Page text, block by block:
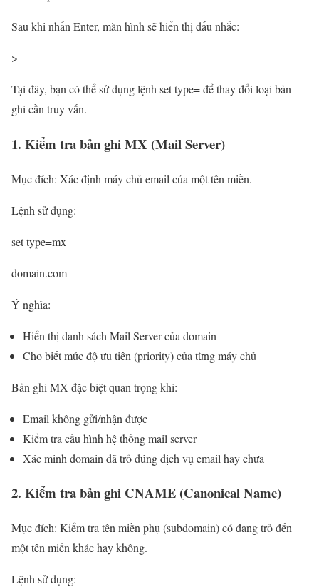
Sau khi nhấn Enter, màn hình sẽ hiển thị dấu nhắc:
>
Tại đây, bạn có thể sử dụng lệnh set type= để thay đổi loại bản
ghi cần truy vấn.
1. Kiểm tra bản ghi MX (Mail Server)
Mục đích: Xác định máy chủ email của một tên miền.
Lệnh sử dụng:
set type=mx
domain.com
Ý nghĩa:
Hiển thị danh sách Mail Server của domain
Cho biết mức độ ưu tiên (priority) của từng máy chủ
Bản ghi MX đặc biệt quan trọng khi:
Email không gửi/nhận được
Kiểm tra cấu hình hệ thống mail server
Xác minh domain đã trỏ đúng dịch vụ email hay chưa
2. Kiểm tra bản ghi CNAME (Canonical Name)
Mục đích: Kiểm tra tên miền phụ (subdomain) có đang trỏ đến
một tên miền khác hay không.
Lệnh sử dụng: